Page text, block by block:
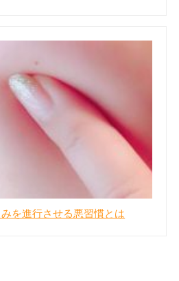
を進行させる悪習慣とは